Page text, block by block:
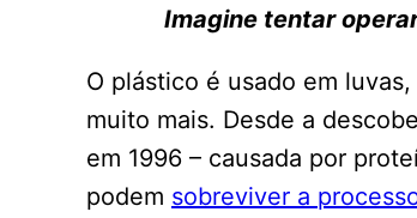
Imagine tentar
O plástico é usado em
muito mais. Desde a
em 1996 – causada por
podem sobreviver a